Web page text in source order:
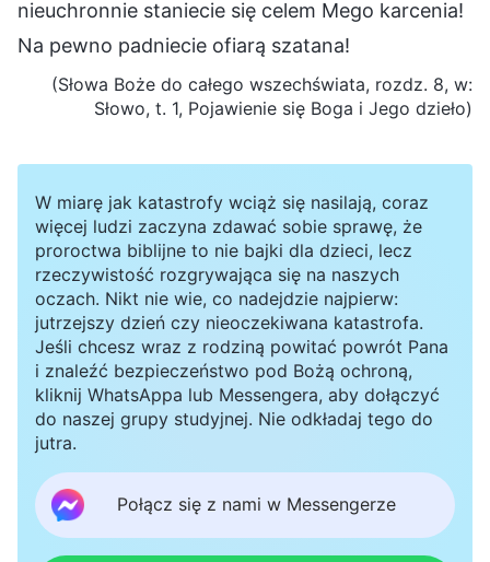
nieuchronnie staniecie się celem Mego karcenia!
Na pewno padniecie ofiarą szatana!
(Słowa Boże do całego wszechświata, rozdz. 8, w:
Słowo, t. 1, Pojawienie się Boga i Jego dzieło)
W miarę jak katastrofy wciąż się nasilają, coraz
więcej ludzi zaczyna zdawać sobie sprawę, że
proroctwa biblijne to nie bajki dla dzieci, lecz
rzeczywistość rozgrywająca się na naszych
oczach. Nikt nie wie, co nadejdzie najpierw:
jutrzejszy dzień czy nieoczekiwana katastrofa.
Jeśli chcesz wraz z rodziną powitać powrót Pana
i znaleźć bezpieczeństwo pod Bożą ochroną,
kliknij WhatsAppa lub Messengera, aby dołączyć
do naszej grupy studyjnej. Nie odkładaj tego do
jutra.
Połącz się z nami w Messengerze